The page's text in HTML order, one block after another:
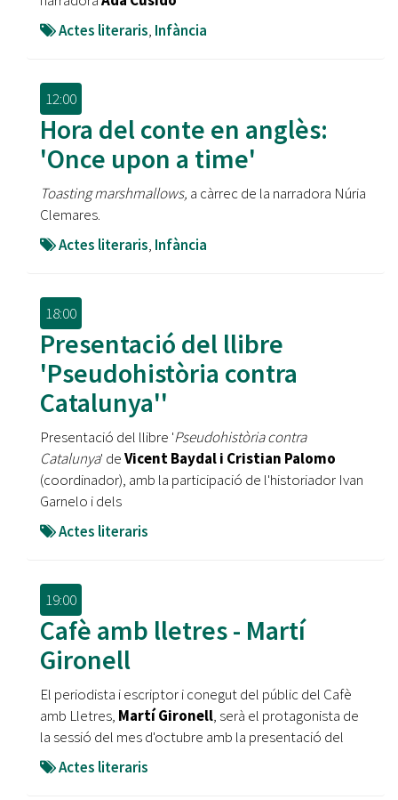
Actes literaris, Infància
12:00
Hora del conte en anglès:
'Once upon a time'
Toasting marshmallows, a càrrec de la narradora Núria
Clemares.
Actes literaris, Infància
18:00
Presentació del llibre
'Pseudohistòria contra
Catalunya''
Presentació del llibre 'Pseudohistòria contra
Catalunya' deVicent Baydal i Cristian Palomo
(coordinador), amb la participació de l'historiador Ivan
Garnelo i dels
Actes literaris
19:00
Cafè amb lletres - Martí
Gironell
El periodista i escriptor i conegut del públic del Cafè
amb Lletres, Martí Gironell, serà el protagonista de
la sessió del mes d'octubre amb la presentació del
Actes literaris